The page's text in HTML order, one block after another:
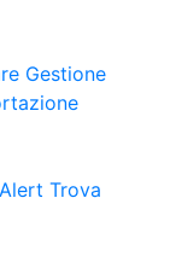
Gestione
Trova